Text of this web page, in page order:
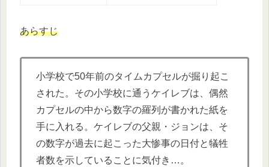
あらすじ
小学校で50年前のタイムカプセルが掘り起こ
された。その小学校に通うケイレブは、偶然
カプセルの中から数字の羅列が書かれた紙を
手に入れる。ケイレブの父親・ジョンは、そ
の数字が過去に起こった大惨事の日付と犠牲
者数を示していることに気付き…。